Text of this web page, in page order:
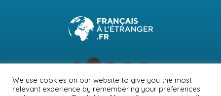
We use cookies on our website to give you the most
relevant experience by remembering your preferences